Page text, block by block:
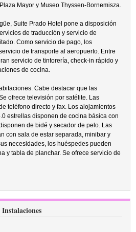
Mayor y Museo Thyssen-Bornemisza.
Suite Prado Hotel pone a disposición
de traducción y servicio de
Como servicio de pago, los
de transporte al aeropuerto. Entre
servicio de tintorería, check-in rápido y
de cocina.
Cabe destacar que las
ofrece televisión por satélite. Las
teléfono directo y fax. Los alojamientos
estrellas disponen de cocina básica con
de bidé y secador de pelo. Las
con sala de estar separada, minibar y
necesidades, los huéspedes pueden
y tabla de planchar. Se ofrece servicio de
Instalaciones